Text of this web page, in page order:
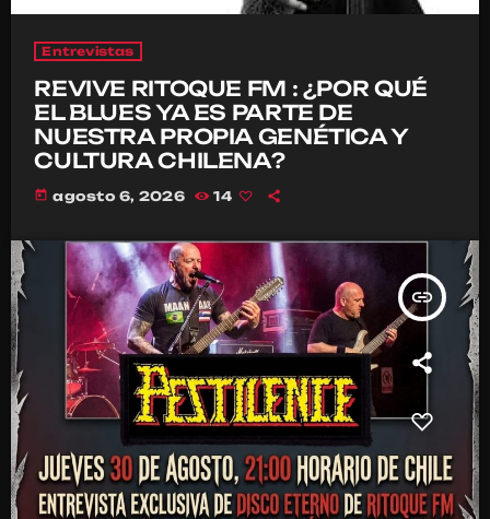
Entrevistas
REVIVE RITOQUE FM : ¿POR QUÉ
EL BLUES YA ES PARTE DE
NUESTRA PROPIA GENÉTICA Y
CULTURA CHILENA?
today agosto 6, 2026 14
insert_link